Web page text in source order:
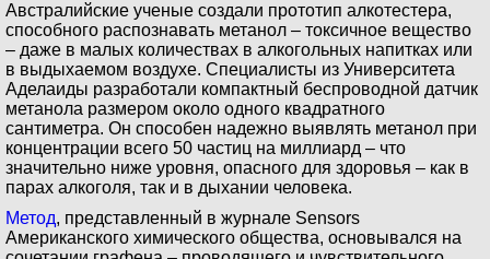
Австралийские ученые создали прототип алкотестера,
способного распознавать метанол – токсичное вещество
– даже в малых количествах в алкогольных напитках или
в выдыхаемом воздухе. Специалисты из Университета
Аделаиды разработали компактный беспроводной датчик
метанола размером около одного квадратного
сантиметра. Он способен надежно выявлять метанол при
концентрации всего 50 частиц на миллиард – что
значительно ниже уровня, опасного для здоровья – как в
парах алкоголя, так и в дыхании человека.
Метод, представленный в журнале Sensors
Американского химического общества, основывался на